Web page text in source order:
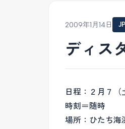
2009年1月14日
ディス
日程：２月７（
時刻＝随時
場所：ひたち海